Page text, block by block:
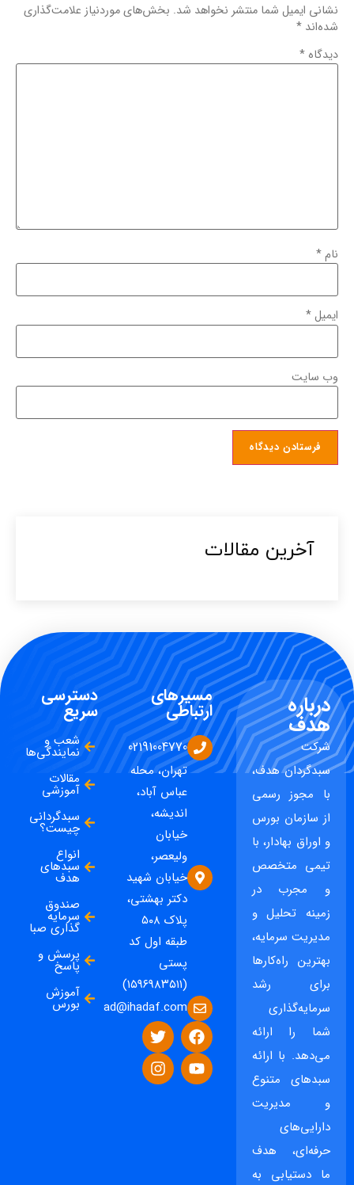
نشانی ایمیل شما منتشر نخواهد شد. بخش‌های موردنیاز علامت‌گذاری
شده‌اند *
دیدگاه *
نام*
ایمیل*
وب‌ سایت
آخرین مقالات​
درباره
هدف
شرکت
سبدگردان هدف،
با مجوز رسمی
از سازمان بورس
و اوراق بهادار، با
تیمی متخصص
و مجرب در
زمینه تحلیل و
مدیریت سرمایه،
بهترین راه‌کارها
برای رشد
سرمایه‌گذاری
شما را ارائه
می‌دهد. با ارائه
سبدهای متنوع
و مدیریت
دارایی‌های
حرفه‌ای، هدف
ما دستیابی به
مسیرهای
ارتباطی
02191004770
تهران، محله
عباس آباد،
اندیشه،
خیابان
ولیعصر،
خیابان شهید
دکتر بهشتی،
پلاک ۵۰۸
طبقه اول کد
پستی
(۱۵۹۶۹۸۳۵۱۱)
ad@ihadaf.com
دسترسی
سریع
شعب و
نمایندگی‌ها
مقالات
آموزشی
سبدگردانی
چیست؟
انواع
سبدهای
هدف
صندوق
سرمایه
گذاری صبا
پرسش و
پاسخ
آموزش
بورس